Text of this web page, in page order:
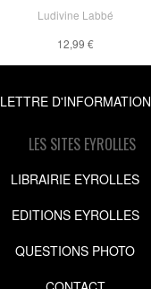
Ludivine Labbé
12,99 €
LETTRE D'INFORMATION
LES SITES EYROLLES
LIBRAIRIE EYROLLES
EDITIONS EYROLLES
QUESTIONS PHOTO